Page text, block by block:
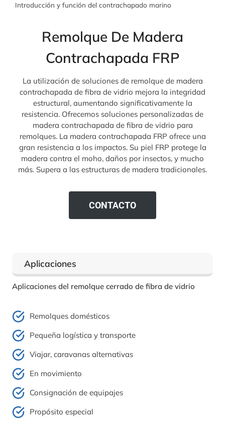
Introducción y función del contrachapado marino
Remolque De Madera
Contrachapada FRP
La utilización de soluciones de remolque de madera
contrachapada de fibra de vidrio mejora la integridad
estructural, aumentando significativamente la
resistencia. Ofrecemos soluciones personalizadas de
madera contrachapada de fibra de vidrio para
remolques. La madera contrachapada FRP ofrece una
gran resistencia a los impactos. Su piel FRP protege la
madera contra el moho, daños por insectos, y mucho
más. Supera a las estructuras de madera tradicionales.
CONTACTO
Aplicaciones
Aplicaciones del remolque cerrado de fibra de vidrio
Remolques domésticos
Pequeña logística y transporte
Viajar, caravanas alternativas
En movimiento
Consignación de equipajes
Propósito especial